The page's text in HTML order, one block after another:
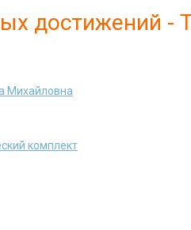
достижений -
Михайловна
комплект